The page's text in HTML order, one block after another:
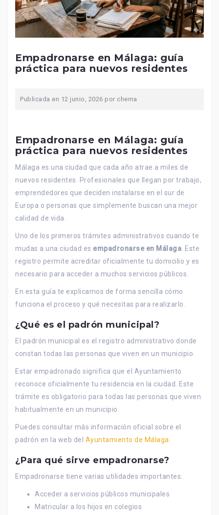
Empadronarse en Málaga: guía
práctica para nuevos residentes
Publicada en 12 junio, 2026 por chema
Empadronarse en Málaga: guía
práctica para nuevos residentes
Málaga es una ciudad que cada año atrae a miles de
nuevos residentes. Profesionales que llegan por trabajo,
emprendedores que deciden instalarse en el sur de
Europa o personas que simplemente buscan una mejor
calidad de vida.
Uno de los primeros trámites administrativos cuando te
mudas a una ciudad es empadronarse en Málaga. Este
registro permite acreditar oficialmente tu domicilio y es
necesario para acceder a muchos servicios públicos.
En esta guía te explicamos de forma sencilla cómo
funciona el proceso y qué necesitas para realizarlo.
¿Qué es el padrón municipal?
El padrón municipal es el registro administrativo donde
constan todas las personas que viven en un municipio.
Estar empadronado significa que el Ayuntamiento
reconoce oficialmente tu residencia en la ciudad. Este
trámite es obligatorio para todas las personas que viven
habitualmente en un municipio.
Puedes consultar más información oficial sobre el
padrón en la web del Ayuntamiento de Málaga.
¿Para qué sirve empadronarse?
Empadronarse tiene varias utilidades importantes:
Acceder a servicios públicos municipales
Matricular a los hijos en colegios